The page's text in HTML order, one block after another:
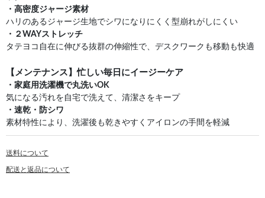
・高密度ジャージ素材
ハリのあるジャージ生地でシワになりにくく型崩れがしにくい
・２WAYストレッチ
タテヨコ自在に伸びる抜群の伸縮性で、デスクワークも移動も快適
【メンテナンス】忙しい毎日にイージーケア
・家庭用洗濯機で丸洗いOK
気になる汚れを自宅で洗えて、清潔さをキープ
・速乾・防シワ
素材特性により、洗濯後も乾きやすくアイロンの手間を軽減
送料について
配送と返品について